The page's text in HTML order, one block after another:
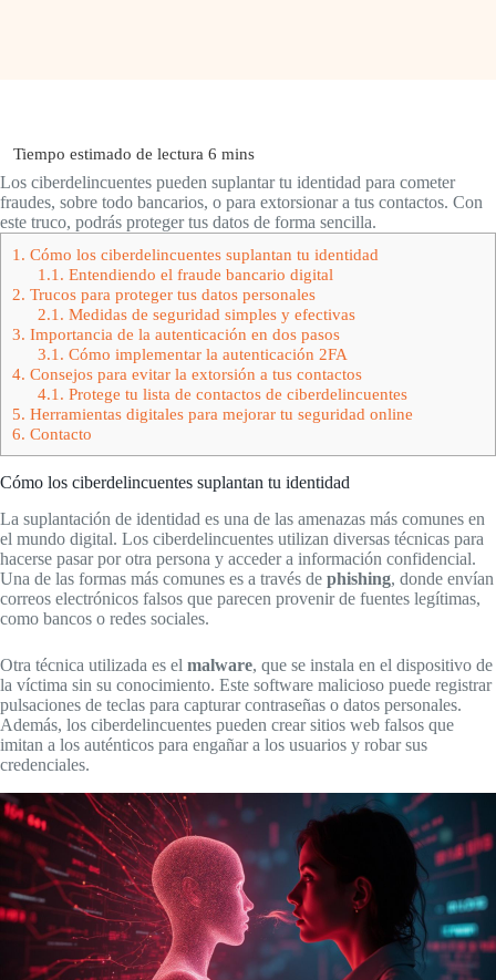
Los ciberdelincuentes pueden suplantar tu identidad para cometer
fraudes, sobre todo bancarios, o para extorsionar a tus contactos. Con
este truco, podrás proteger tus datos de forma sencilla.
1. Cómo los ciberdelincuentes suplantan tu identidad
1.1. Entendiendo el fraude bancario digital
2. Trucos para proteger tus datos personales
2.1. Medidas de seguridad simples y efectivas
3. Importancia de la autenticación en dos pasos
3.1. Cómo implementar la autenticación 2FA
4. Consejos para evitar la extorsión a tus contactos
4.1. Protege tu lista de contactos de ciberdelincuentes
5. Herramientas digitales para mejorar tu seguridad online
6. Contacto
Cómo los ciberdelincuentes suplantan tu identidad
La suplantación de identidad es una de las amenazas más comunes en
el mundo digital. Los ciberdelincuentes utilizan diversas técnicas para
hacerse pasar por otra persona y acceder a información confidencial.
Una de las formas más comunes es a través de phishing, donde envían
correos electrónicos falsos que parecen provenir de fuentes legítimas,
como bancos o redes sociales.
Otra técnica utilizada es el malware, que se instala en el dispositivo de
la víctima sin su conocimiento. Este software malicioso puede registrar
pulsaciones de teclas para capturar contraseñas o datos personales.
Además, los ciberdelincuentes pueden crear sitios web falsos que
imitan a los auténticos para engañar a los usuarios y robar sus
credenciales.